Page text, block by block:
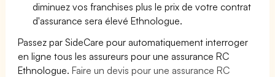
diminuez vos franchises plus le prix de votre contrat
d'assurance sera élevé Ethnologue.
Passez par SideCare pour automatiquement interroger
en ligne tous les assureurs pour une assurance RC
Ethnologue.Faire un devis pour une assurance RC